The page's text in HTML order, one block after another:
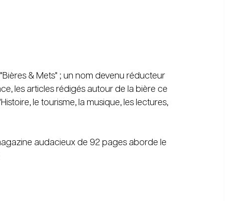
& Mets" ; un nom devenu réducteur
les articles rédigés autour de la bière ce
le tourisme, la musique, les lectures,
audacieux de 92 pages aborde le